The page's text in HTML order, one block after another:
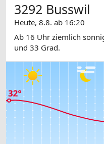
3292 Busswil
Heute, 8.8. ab 16:20
Ab 16 Uhr ziemlich
und 33 Grad.